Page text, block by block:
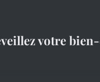
votre